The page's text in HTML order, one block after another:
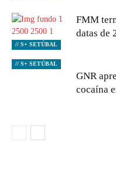
// S+ SETÚBAL
FMM
datas de
// S+ SETÚBAL
GNR
cocaína